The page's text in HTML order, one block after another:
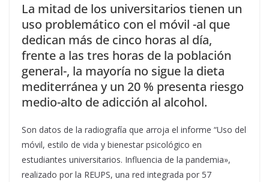
La mitad de los universitarios tienen un
uso problemático con el móvil -al que
dedican más de cinco horas al día,
frente a las tres horas de la población
general-, la mayoría no sigue la dieta
mediterránea y un 20 % presenta riesgo
medio-alto de adicción al alcohol.
Son datos de la radiografía que arroja el informe “Uso del
móvil, estilo de vida y bienestar psicológico en
estudiantes universitarios. Influencia de la pandemia»,
realizado por la REUPS, una red integrada por 57